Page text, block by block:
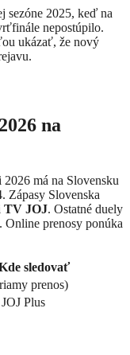
sezóne 2025, keď na
nepostúpilo.
ukázať, že nový
na
má na Slovensku
Zápasy Slovenska
TV JOJ. Ostatné duely
. Online prenosy ponúka
sledovať
prenos)
Plus